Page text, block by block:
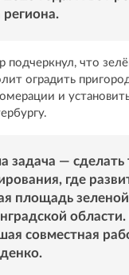
региона.
подчеркнул, что
оградить
и
задача — сделать
где
площадь зеленой
совместная